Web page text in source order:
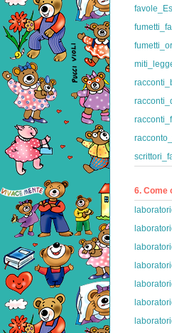
6. Come